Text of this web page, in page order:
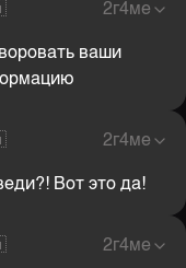
2г4ме
ваши
2г4ме
Вот это да!
2г4ме